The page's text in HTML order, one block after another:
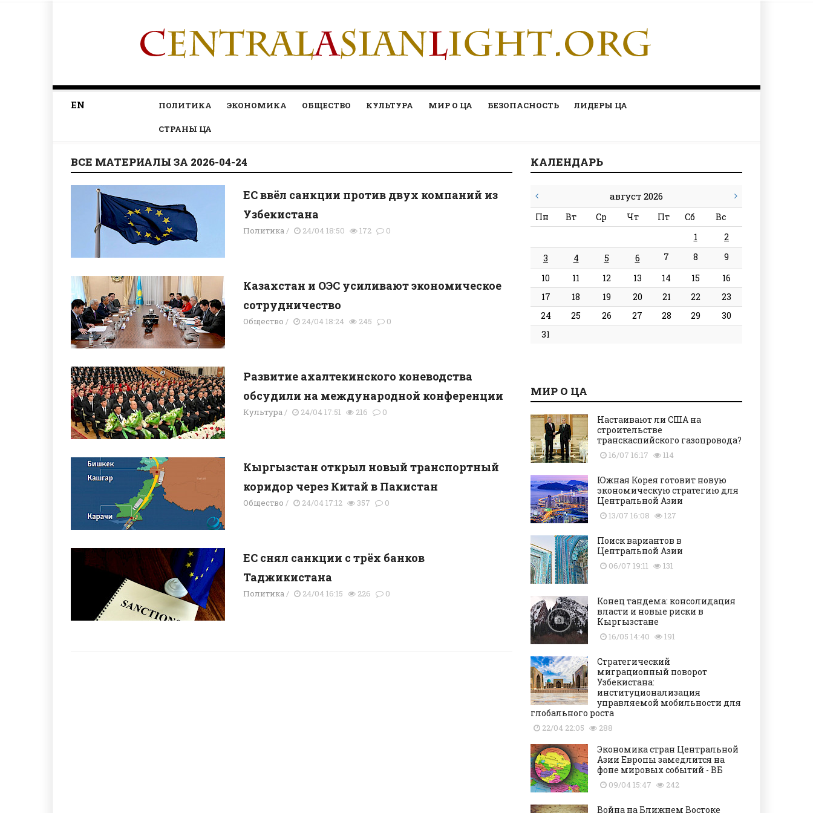
EN ПОЛИТИКА ЭКОНОМИКА ОБЩЕСТВО КУЛЬТУРА МИР О ЦА БЕЗОПАСНОСТЬ ЛИДЕРЫ ЦА
СТРАНЫ ЦА
ВСЕ МАТЕРИАЛЫ ЗА 2026-04-24
ЕС ввёл санкции против двух компаний из
Узбекистана
Политика/ 24/04 18:50 172 0
Казахстан и ОЭС усиливают экономическое
сотрудничество
Общество / 24/04 18:24 245 0
Развитие ахалтекинского коневодства
обсудили на международной конференции
Культура/ 24/04 17:51 216 0
Кыргызстан открыл новый транспортный
коридор через Китай в Пакистан
Общество / 24/04 17:12 357 0
ЕС снял санкции с трёх банков
Таджикистана
Политика/ 24/04 16:15 226 0
КАЛЕНДАРЬ
август 2026
Пн Вт Ср Чт Пт Сб
Вс
1
2
3
4 5 6 7 8
9
10
11 12 13 14 15
16
17
18 19 20 21 22
23
24
25 26 27 28 29
30
31
МИР О ЦА
Настаивают ли США на
строительстве
транскаспийского газопровода?
16/07 16:17 114
Южная Корея готовит новую
экономическую стратегию для
Центральной Азии
13/07 16:08 127
Поиск вариантов в
Центральной Азии
06/07 19:11 131
Конец тандема: консолидация
власти и новые риски в
Кыргызстане
16/05 14:40 191
Стратегический
миграционный поворот
Узбекистана:
институционализация
управляемой мобильности для
глобального роста
22/04 22:05 288
Экономика стран Центральной
Азии Европы замедлится на
фоне мировых событий - ВБ
09/04 15:47 242
Война на Ближнем Востоке